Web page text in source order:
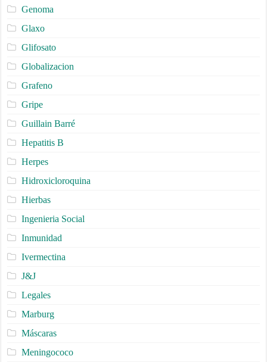
Genoma
Glaxo
Glifosato
Globalizacion
Grafeno
Gripe
Guillain Barré
Hepatitis B
Herpes
Hidroxicloroquina
Hierbas
Ingenieria Social
Inmunidad
Ivermectina
J&J
Legales
Marburg
Máscaras
Meningococo